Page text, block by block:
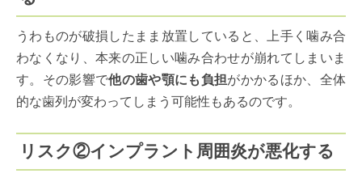
うわものが破損したまま放置していると、上手く噛み合
わなくなり、本来の正しい噛み合わせが崩れてしまいま
す。その影響で他の歯や顎にも負担がかかるほか、全体
的な歯列が変わってしまう可能性もあるのです。
リスク②インプラント周囲炎が悪化する